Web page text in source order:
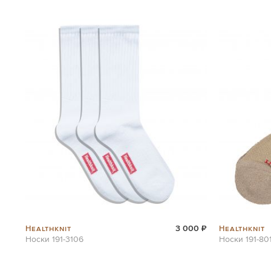
Healthknit
Носки 191-3106
3 000 ₽ Healthknit
Носки 191-